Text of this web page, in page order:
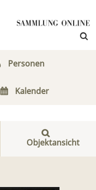
Personen
Kalender
Objektansicht